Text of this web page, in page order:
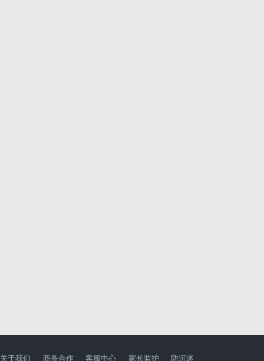
关于我们 商务合作 客服中心 家长监护 防沉迷